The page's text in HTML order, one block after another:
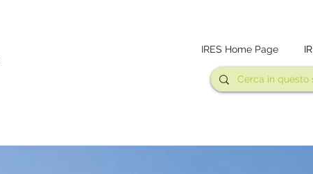
IRES Home Page